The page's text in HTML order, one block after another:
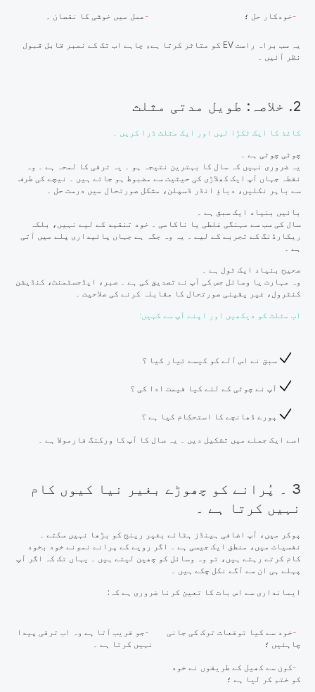
خودکار حل ؛ عمل میں خوشی کا نقصان ۔
یہ سب براہ راست EV کو متاثر کرتا ہے، چاہے اب تک کے نمبر قابل قبول
نظر آئیں ۔
2. خلاصہ: طویل مدتی مثلث
کاغذ کا ایک ٹکڑا لیں اور ایک مثلث ڈرا کریں ۔
چوٹی چوٹی ہے ۔
یہ ضروری نہیں کہ سال کا بہترین نتیجہ ہو ۔ یہ ترقی کا لمحہ ہے ۔ وہ
نقطہ جہاں آپ ایک کھلاڑی کی حیثیت سے مضبوط ہو جاتے ہیں ۔ نیچے کی طرف
سے باہر نکلیں، دباؤ انڈر ڈسپلن، مشکل صورتحال میں درست حل ۔
بائیں بنیاد ایک سبق ہے ۔
سال کی سب سے مہنگی غلطی یا ناکامی ۔ خود تنقید کے لیے نہیں، بلکہ
ریکارڈنگ کے تجربے کے لیے ۔ یہ وہ جگہ ہے جہاں پائیداری پلے میں آتی
ہے ۔
صحیح بنیاد ایک ٹول ہے ۔
وہ مہارت یا وسائل جس کی آپ نے تصدیق کی ہے ۔ صبر، ایڈجسٹمنٹ، کنڈیشن
کنٹرول، غیر یقینی صورتحال کا مقابلہ کرنے کی صلاحیت ۔
اب مثلث کو دیکھیں اور اپنے آپ سے کہیں:
سبق نے اس آلے کو کیسے تیار کیا ؟
آپ نے چوٹی کے لئے کیا قیمت ادا کی ؟
پورے ڈھانچے کا استحکام کیا ہے ؟
اسے ایک جملے میں تشکیل دیں ۔ یہ سال کا آپ کا ورکنگ فارمولا ہے ۔
3 ۔ پُرانے کو چھوڑے بغیر نیا کیوں کام
نہیں کرتا ہے ۔
پوکر میں، آپ اضافی ہینڈز ہٹائے بغیر رینج کو بڑھا نہیں سکتے ۔
نفسیات میں، منطق ایک جیسی ہے ۔ اگر رویے کے پرانے نمونے خود بخود
کام کرتے رہتے ہیں، تو وہ وسائل کو چھین لیتے ہیں ۔ یہاں تک کہ اگر آپ
پہلے ہی ان سے آگے نکل چکے ہیں ۔
ایمانداری سے اس بات کا تعین کرنا ضروری ہے کہ:
خود سے کیا توقعات ترک کی جانی
چاہئیں ؛
کون سے کھیل کے طریقوں نے خود
کو ختم کر لیا ہے ؛
جو قریب آتا ہے وہ اب ترقی پیدا
نہیں کرتا ہے ۔